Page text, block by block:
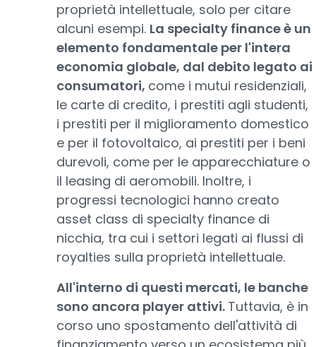
proprietà intellettuale, solo per citare
alcuni esempi. La specialty finance è un
elemento fondamentale per l'intera
economia globale, dal debito legato ai
consumatori, come i mutui residenziali,
le carte di credito, i prestiti agli studenti,
i prestiti per il miglioramento domestico
e per il fotovoltaico, ai prestiti per i beni
durevoli, come per le apparecchiature o
il leasing di aeromobili. Inoltre, i
progressi tecnologici hanno creato
asset class di specialty finance di
nicchia, tra cui i settori legati ai flussi di
royalties sulla proprietà intellettuale.
All'interno di questi mercati, le banche
sono ancora player attivi. Tuttavia, è in
corso uno spostamento dell'attività di